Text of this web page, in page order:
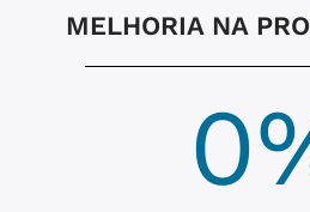
MELHORIA NA
0